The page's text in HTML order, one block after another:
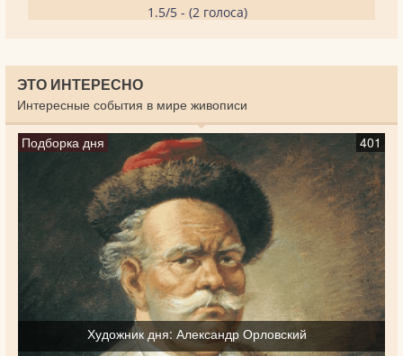
1.5/5 - (2 голоса)
ЭТО ИНТЕРЕСНО
Интересные события в мире живописи
Подборка дня 401
Художник дня: Александр Орловский